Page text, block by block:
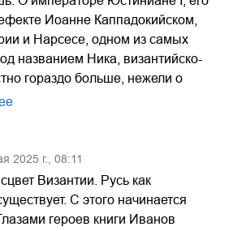
Иоанне Каппадокийском,
и Нарсесе, одном из самых
названием Ника, византийско-
гораздо больше, нежели о
2025 г., 08:11
Византии. Русь как
С этого начинается
героев книги Иванов